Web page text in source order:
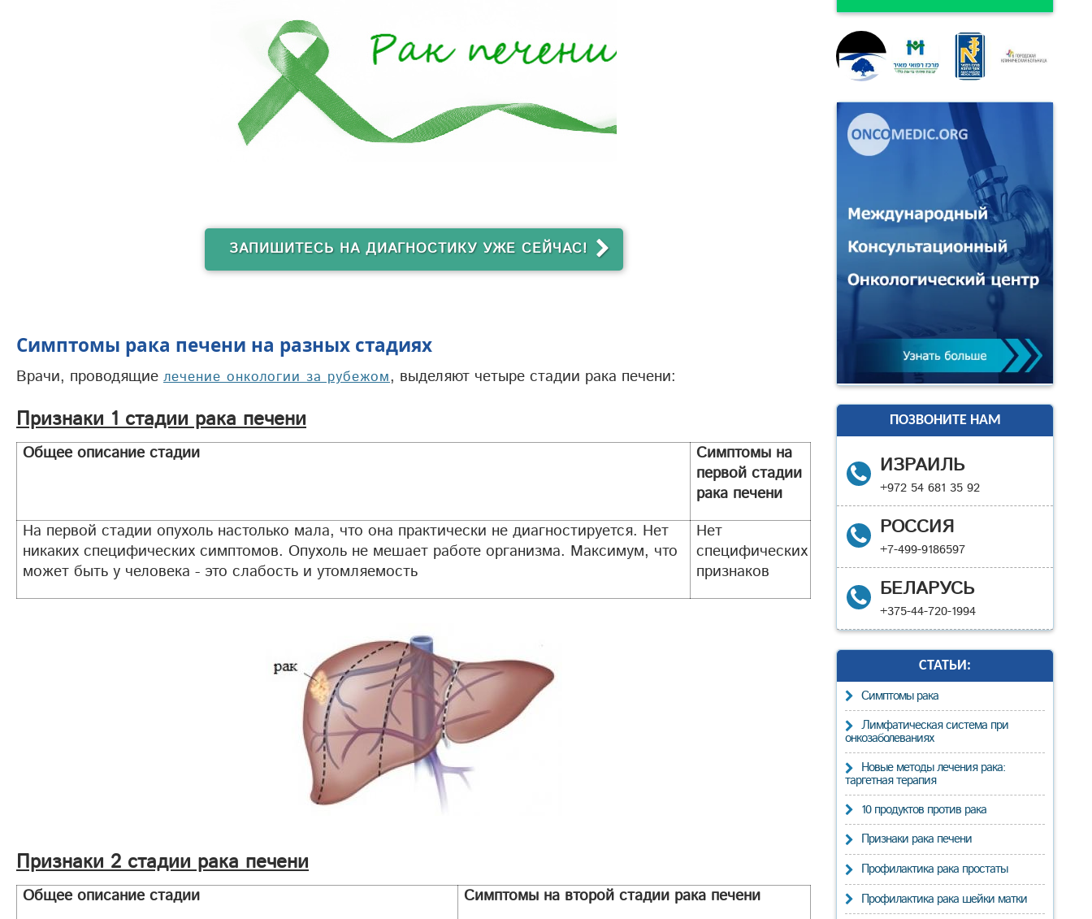
ЗАПИШИТЕСЬ НА ДИАГНОСТИКУ УЖЕ СЕЙЧАС!
Симптомы рака печени на разных стадиях
Врачи, проводящие лечение онкологии за рубежом, выделяют четыре стадии рака печени:
Признаки 1 стадии рака печени
Общее описание стадии
Симптомы на
первой стадии
рака печени
На первой стадии опухоль настолько мала, что она практически не диагностируется. Нет
никаких специфических симптомов. Опухоль не мешает работе организма. Максимум, что
может быть у человека - это слабость и утомляемость
Нет
специфических
признаков
Признаки 2 стадии рака печени
Общее описание стадии
Симптомы на второй стадии рака печени
ПОЗВОНИТЕ НАМ
ИЗРАИЛЬ
+972 54 681 35 92
РОССИЯ
+7-499-9186597
БЕЛАРУСЬ
+375-44-720-1994
СТАТЬИ:
Cимптомы рака
Лимфатическая система при
онкозаболеваниях
Новые методы лечения рака:
таргетная терапия
10 продуктов против рака
Признаки рака печени
Профилактика рака простаты
Профилактика рака шейки матки